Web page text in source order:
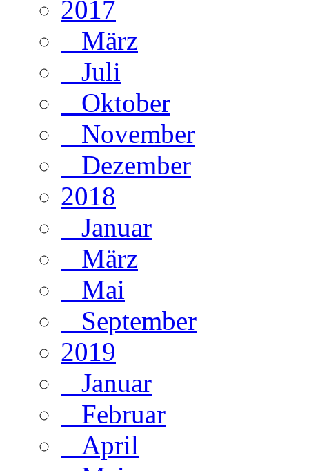
2017
März
Juli
Oktober
November
Dezember
2018
Januar
März
Mai
September
2019
Januar
Februar
April